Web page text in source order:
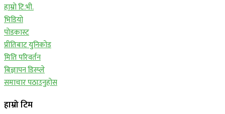
हाम्रो टि.भी.
भिडियो
पोडकास्ट
प्रीतिबाट युनिकोड
मिति परिवर्तन
बिज्ञापन डिस्प्ले
समाचार पठाउनुहोस
हाम्रो टिम